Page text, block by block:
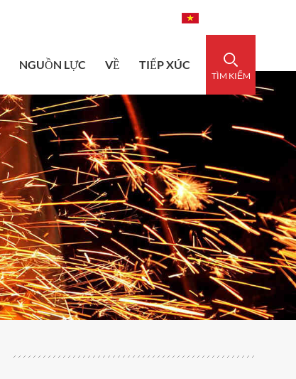
TÌM KIẾM
NGUỒN LỰC VỀ TIẾP XÚC